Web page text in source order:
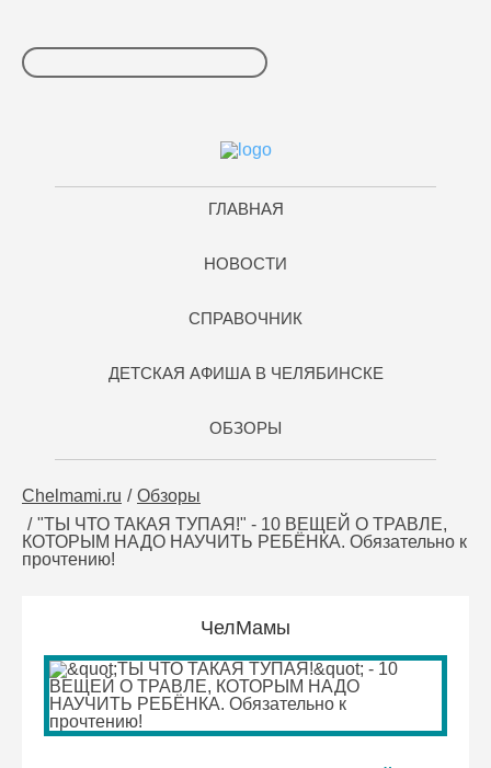
ГЛАВНАЯ
НОВОСТИ
СПРАВОЧНИК
ДЕТСКАЯ АФИША В ЧЕЛЯБИНСКЕ
ОБЗОРЫ
Chelmami.ru
Обзоры
"ТЫ ЧТО ТАКАЯ ТУПАЯ!" - 10 ВЕЩЕЙ О ТРАВЛЕ,
КОТОРЫМ НАДО НАУЧИТЬ РЕБЁНКА. Обязательно к
прочтению!
ЧелМамы